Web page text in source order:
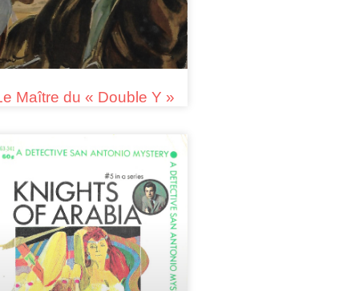
Maître du « Double Y »